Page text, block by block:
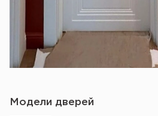
Модели дверей